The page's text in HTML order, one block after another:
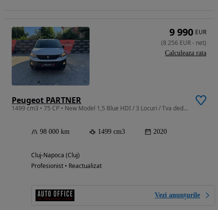
Peugeot PARTNER
1499 cm3 • 75 CP • New Model 1,5 Blue HDI / 3 Locuri / Tva deductibil
98 000 km 1499 cm3 2020
Cluj-Napoca (Cluj)
Profesionist • Reactualizat
Vezi anunțurile
9 990 EUR
(8 256 EUR- net)
Calculeaza rata